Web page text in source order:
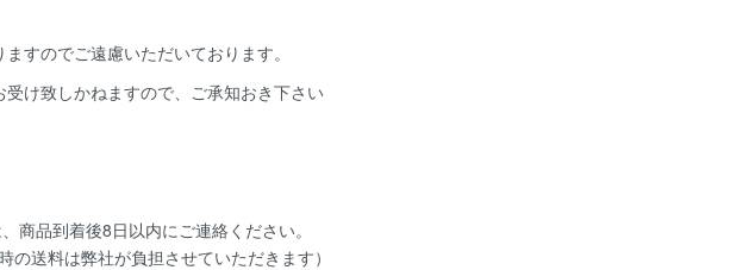
すのでご遠慮いただいております。
け致しかねますので、ご承知おき下さい
商品到着後8日以内にご連絡ください。
送料は弊社が負担させていただきます）